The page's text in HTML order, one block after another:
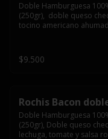
Doble Hamburguesa
(250gr),  doble queso
tocino americano
$9.500
Rochis Bacon
Doble Hamburguesa
(250gr), Doble queso
lechuga, tomate y salsa